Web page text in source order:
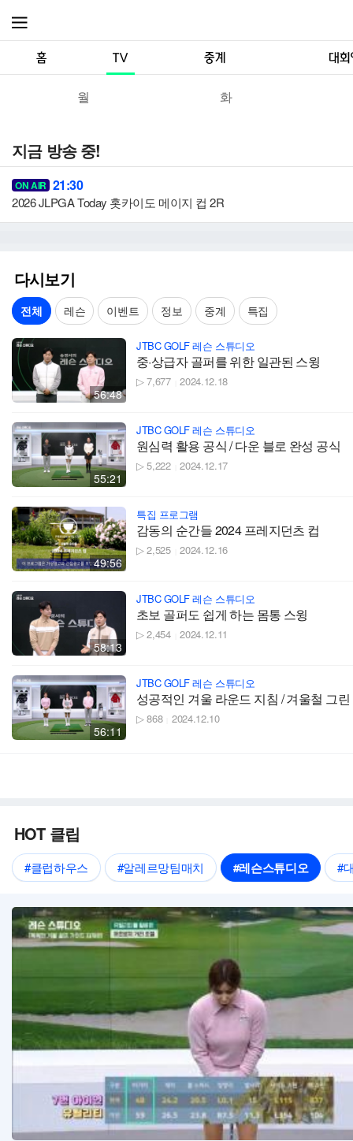
메뉴
월 화
지금 방송 중!
ON AIR 21:30
2026 JLPGA Today 홋카이도 메이지 컵 2R
다시보기
전체 레슨 이벤트 정보 중계 특집
56:48
JTBC GOLF 레슨 스튜디오
중·상급자 골퍼를 위한 일관된 스윙
▷ 7,677 2024.12.18
55:21
JTBC GOLF 레슨 스튜디오
원심력 활용 공식 / 다운 블로 완성 공식
▷ 5,222 2024.12.17
49:56
특집 프로그램
감동의 순간들 2024 프레지던츠 컵
▷ 2,525 2024.12.16
58:13
JTBC GOLF 레슨 스튜디오
초보 골퍼도 쉽게 하는 몸통 스윙
▷ 2,454 2024.12.11
56:11
JTBC GOLF 레슨 스튜디오
성공적인 겨울 라운드 지침 / 겨울철 그
▷ 868 2024.12.10
HOT 클립
#클럽하우스 #알레르망팀매치 #레슨스튜디오 #